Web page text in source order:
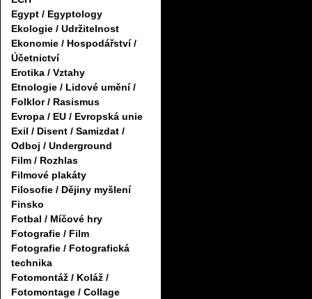
Egypt / Egyptology
Ekologie / Udržitelnost
Ekonomie / Hospodářství /
Účetnictví
Erotika / Vztahy
Etnologie / Lidové umění /
Folklor / Rasismus
Evropa / EU / Evropská unie
Exil / Disent / Samizdat /
Odboj / Underground
Film / Rozhlas
Filmové plakáty
Filosofie / Dějiny myšlení
Finsko
Fotbal / Míčové hry
Fotografie / Film
Fotografie / Fotografická
technika
Fotomontáž / Koláž /
Fotomontage / Collage